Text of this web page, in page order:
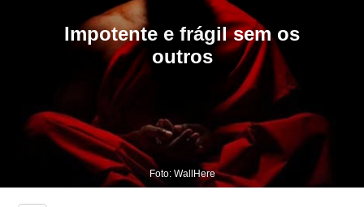
Impotente e frágil sem os
outros
Foto: WallHere